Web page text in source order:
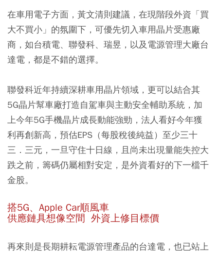
在車用電子方面，黃文清則建議，在現階段外資「買
大不買小」的氛圍下，可優先切入車用晶片受惠廠
商，如台積電、聯發科、瑞昱，以及電源管理大廠台
達電，都是不錯的選擇。
聯發科近年持續深耕車用晶片領域，更可以結合其
5G晶片幫車廠打造自駕車與主動安全輔助系統，加
上今年5G手機晶片成長動能強勁，法人看好今年獲
利再創新高，預估EPS（每股稅後純益）至少三十
三．三元，一旦守住十日線，且尚未出現量能失控大
跌之前，籌碼仍屬相對安定，是外資看好的下一檔千
金股。
搭5G、Apple Car順風車
供應鏈具想像空間 外資上修目標價
再來則是長期耕耘電源管理產品的台達電，也已站上